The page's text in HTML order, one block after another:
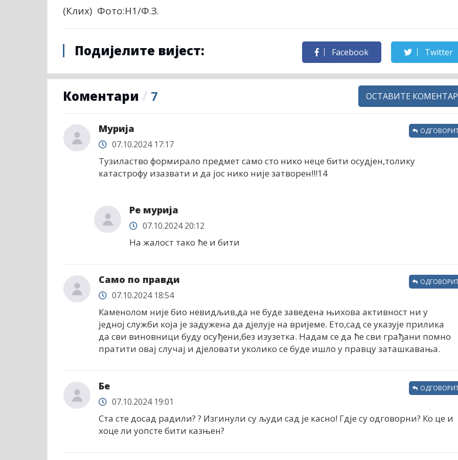
(Клиx) Фото:Н1/Ф.З.
Подијелите вијест: Facebook Twitter
Коментари / 7 ОСТАВИТЕ КОМЕНТАР
Мурија
07.10.2024 17:17
Тузиластво формирало предмет само сто нико неце бити осудјен,толику
катастрофу изазвати и да јос нико није затворен!!!14
Ре мурија
07.10.2024 20:12
На жалост тако ће и бити
Само по правди
07.10.2024 18:54
Каменолом није био невидљив,да не буде заведена њихова активност ни у
једној служби која је задужена да дјелује на вријеме. Ето,сад се указује прилика
да сви виновници буду осуђени,без изузетка. Надам се да ће сви грађани помно
пратити овај случај и дјеловати уколико се буде ишло у правцу заташкавања.
Бе
07.10.2024 19:01
Ста сте досад радили? ? Изгинули су људи сад је касно! Гдје су одговорни? Ко це и
хоце ли уопсте бити казњен?